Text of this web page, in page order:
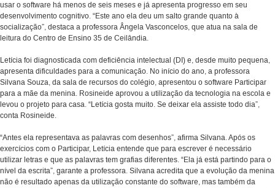
usar o software há menos de seis meses e já apresenta progresso em seu
desenvolvimento cognitivo. “Este ano ela deu um salto grande quanto à
socialização”, destaca a professora Ângela Vasconcelos, que atua na sala de
leitura do Centro de Ensino 35 de Ceilândia.
Letícia foi diagnosticada com deficiência intelectual (DI) e, desde muito pequena,
apresenta dificuldades para a comunicação. No início do ano, a professora
Silvana Souza, da sala de recursos do colégio, apresentou o software Participar
para a mãe da menina. Rosineide aprovou a utilização da tecnologia na escola e
levou o projeto para casa. “Letícia gosta muito. Se deixar ela assiste todo dia”,
conta Rosineide.
“Antes ela representava as palavras com desenhos”, afirma Silvana. Após os
exercícios com o Participar, Letícia entende que para escrever é necessário
utilizar letras e que as palavras tem grafias diferentes. “Ela já está partindo para o
nível da escrita”, garante a professora. Silvana acredita que a evolução da menina
não é resultado apenas da utilização constante do software, mas também da